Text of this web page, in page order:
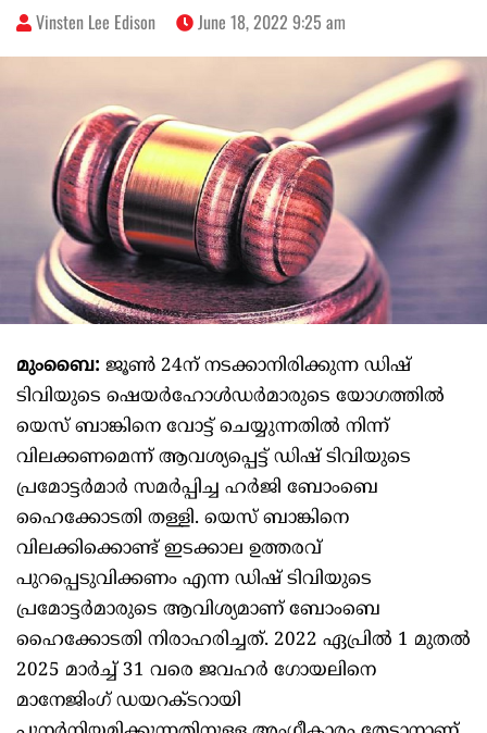
Vinsten Lee Edison June 18, 2022 9:25 am
മുംബൈ: ജൂൺ 24ന് നടക്കാനിരിക്കുന്ന ഡിഷ്
ടിവിയുടെ ഷെയർഹോൾഡർമാരുടെ യോഗത്തിൽ
യെസ് ബാങ്കിനെ വോട്ട് ചെയ്യുന്നതിൽ നിന്ന്
വിലക്കണമെന്ന് ആവശ്യപ്പെട്ട് ഡിഷ് ടിവിയുടെ
പ്രമോട്ടർമാർ സമർപ്പിച്ച ഹർജി ബോംബെ
ഹൈക്കോടതി തള്ളി. യെസ് ബാങ്കിനെ
വിലക്കിക്കൊണ്ട് ഇടക്കാല ഉത്തരവ്
പുറപ്പെടുവിക്കണം എന്ന ഡിഷ് ടിവിയുടെ
പ്രമോട്ടർമാരുടെ ആവിശ്യമാണ് ബോംബെ
ഹൈക്കോടതി നിരാഹരിച്ചത്. 2022 ഏപ്രിൽ 1 മുതൽ
2025 മാർച്ച് 31 വരെ ജവഹർ ഗോയലിനെ
മാനേജിംഗ് ഡയറക്‌ടറായി